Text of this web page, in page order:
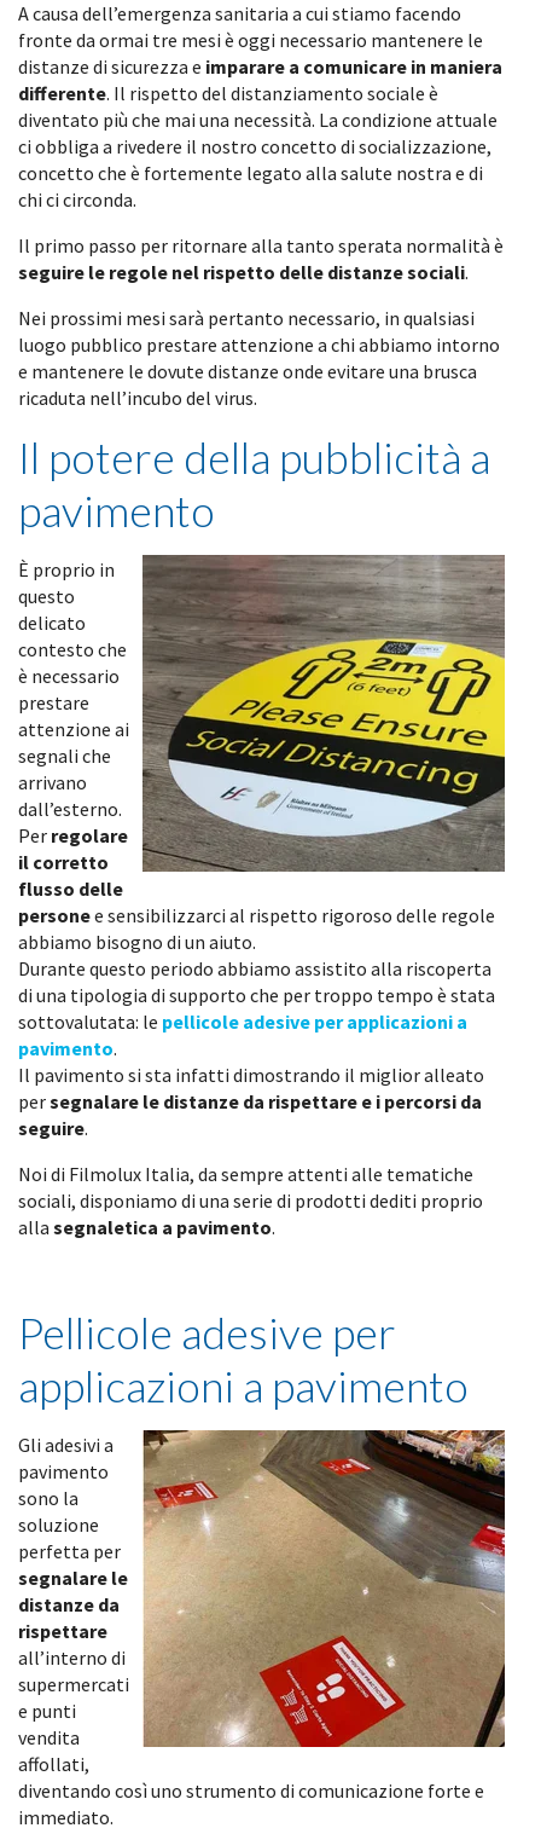
A causa dell’emergenza sanitaria a cui stiamo facendo
fronte da ormai tre mesi è oggi necessario mantenere le
distanze di sicurezza e imparare a comunicare in maniera
differente. Il rispetto del distanziamento sociale è
diventato più che mai una necessità. La condizione attuale
ci obbliga a rivedere il nostro concetto di socializzazione,
concetto che è fortemente legato alla salute nostra e di
chi ci circonda.
Il primo passo per ritornare alla tanto sperata normalità è
seguire le regole nel rispetto delle distanze sociali.
Nei prossimi mesi sarà pertanto necessario, in qualsiasi
luogo pubblico prestare attenzione a chi abbiamo intorno
e mantenere le dovute distanze onde evitare una brusca
ricaduta nell’incubo del virus.
Il potere della pubblicità a
pavimento
È proprio in
questo
delicato
contesto che
è necessario
prestare
attenzione ai
segnali che
arrivano
dall’esterno.
Per regolare
il corretto
flusso delle
personee sensibilizzarci al rispetto rigoroso delle regole
abbiamo bisogno di un aiuto.
Durante questo periodo abbiamo assistito alla riscoperta
di una tipologia di supporto che per troppo tempo è stata
sottovalutata: le pellicole adesive per applicazioni a
pavimento.
Il pavimento si sta infatti dimostrando il miglior alleato
persegnalare le distanze da rispettare e i percorsi da
seguire.
Noi di Filmolux Italia, da sempre attenti alle tematiche
sociali, disponiamo di una serie di prodotti dediti proprio
alla segnaletica a pavimento.
Pellicole adesive per
applicazioni a pavimento
Gli adesivi a
pavimento
sono la
soluzione
perfetta per
segnalare le
distanze da
rispettare
all’interno di
supermercati
e punti
vendita
affollati,
diventando così uno strumento di comunicazione forte e
immediato.